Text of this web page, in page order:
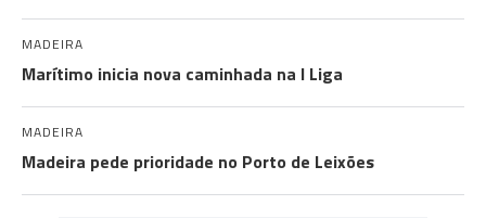
MADEIRA
Marítimo inicia nova caminhada na I Liga
MADEIRA
Madeira pede prioridade no Porto de Leixões